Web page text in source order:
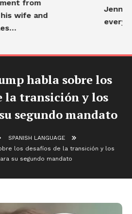
from
wife and
habla sobre los
la transición y los
segundo mandato
SPANISH LANGUAGE
los desafíos de la transición y los
su segundo mandato